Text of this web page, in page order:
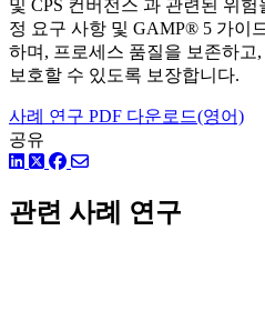
및 CPS 컨버전스 과 관련된 위
정 요구 사항 및 GAMP® 5 가이
하며, 프로세스 품질을 보존하고
보호할 수 있도록 보장합니다.
사례 연구 PDF 다운로드(영어)
공유
링크드인
트위터페이스북
관련 사례 연구